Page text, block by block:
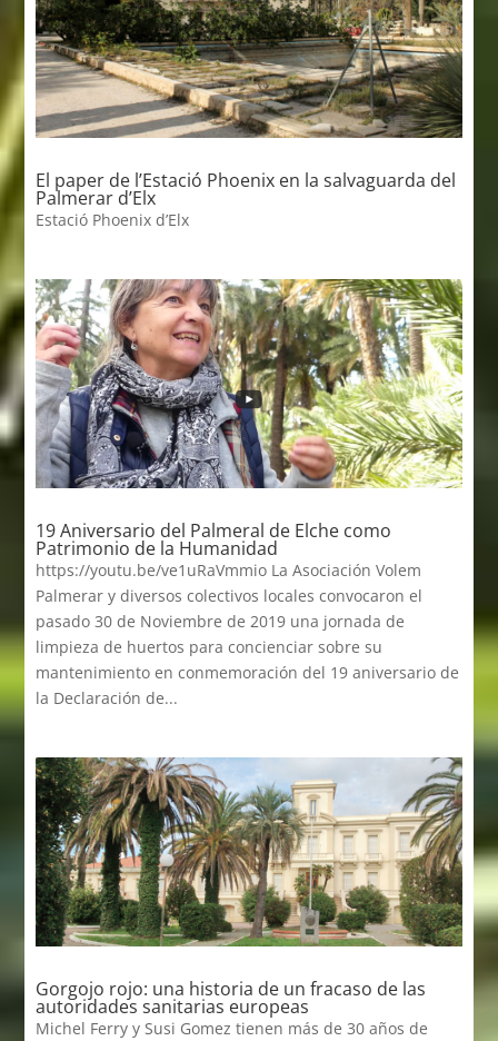
El paper de l’Estació Phoenix en la salvaguarda del
Palmerar d’Elx
Estació Phoenix d’Elx
19 Aniversario del Palmeral de Elche como
Patrimonio de la Humanidad
https://youtu.be/ve1uRaVmmio La Asociación Volem
Palmerar y diversos colectivos locales convocaron el
pasado 30 de Noviembre de 2019 una jornada de
limpieza de huertos para concienciar sobre su
mantenimiento en conmemoración del 19 aniversario de
la Declaración de...
Gorgojo rojo: una historia de un fracaso de las
autoridades sanitarias europeas
Michel Ferry y Susi Gomez tienen más de 30 años de